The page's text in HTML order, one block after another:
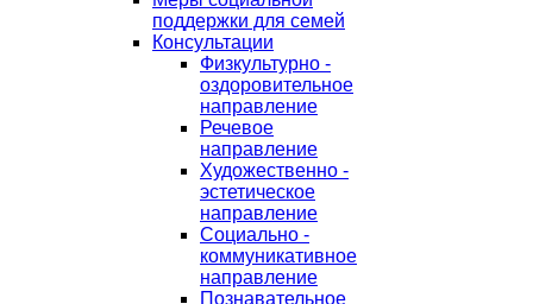
поддержки для семей
Консультации
Физкультурно -
оздоровительное
направление
Речевое
направление
Художественно -
эстетическое
направление
Социально -
коммуникативное
направление
Познавательное